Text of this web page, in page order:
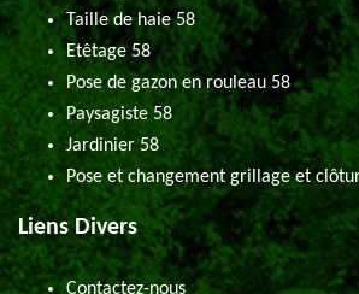
Taille de haie 58
Etêtage 58
Pose de gazon en rouleau 58
Paysagiste 58
Jardinier 58
Pose et changement grillage et
Liens Divers
Contactez-nous